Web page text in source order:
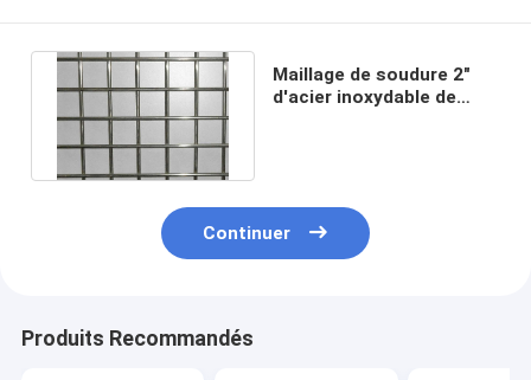
Maillage de soudure 2"
d'acier inoxydable de
Continuer
Produits Recommandés